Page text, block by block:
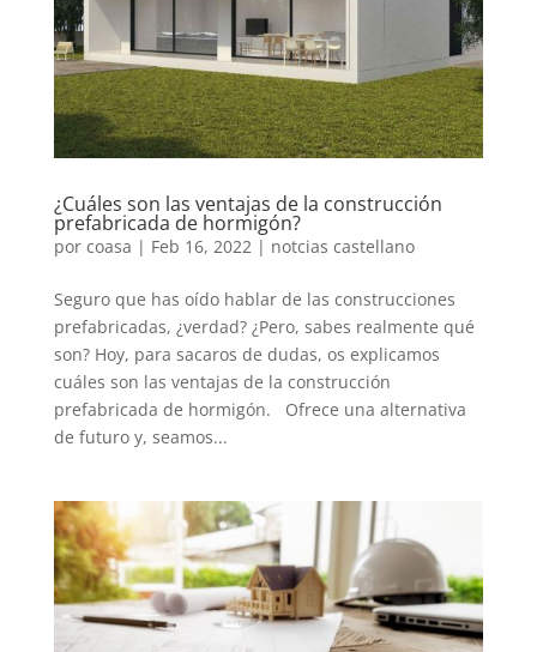
¿Cuáles son las ventajas de la construcción
prefabricada de hormigón?
por coasa | Feb 16, 2022| notcias castellano
Seguro que has oído hablar de las construcciones
prefabricadas, ¿verdad? ¿Pero, sabes realmente qué
son? Hoy, para sacaros de dudas, os explicamos
cuáles son las ventajas de la construcción
prefabricada de hormigón. Ofrece una alternativa
de futuro y, seamos...